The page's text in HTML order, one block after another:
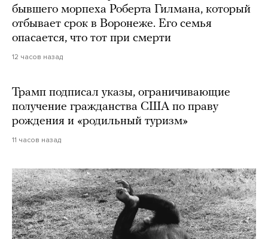
бывшего морпеха Роберта Гилмана, который
отбывает срок в Воронеже. Его семья
опасается, что тот при смерти
12 часов назад
Трамп подписал указы, ограничивающие
получение гражданства США по праву
рождения и «родильный туризм»
11 часов назад